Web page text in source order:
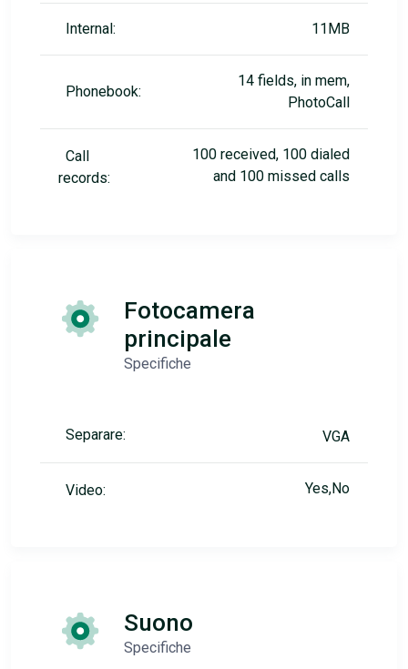
Internal: 11MB
Phonebook:
14 fields, in mem,
PhotoCall
Call
records:
100 received, 100 dialed
and 100 missed calls
Fotocamera
principale
Specifiche
Separare: VGA
Video: Yes,No
Suono
Specifiche